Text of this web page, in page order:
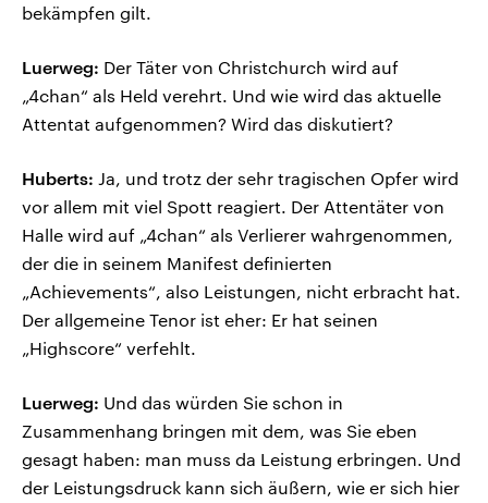
bekämpfen gilt.
Luerweg: Der Täter von Christchurch wird auf
„4chan“ als Held verehrt. Und wie wird das aktuelle
Attentat aufgenommen? Wird das diskutiert?
Huberts: Ja, und trotz der sehr tragischen Opfer wird
vor allem mit viel Spott reagiert. Der Attentäter von
Halle wird auf „4chan“ als Verlierer wahrgenommen,
der die in seinem Manifest definierten
„Achievements“, also Leistungen, nicht erbracht hat.
Der allgemeine Tenor ist eher: Er hat seinen
„Highscore“ verfehlt.
Luerweg: Und das würden Sie schon in
Zusammenhang bringen mit dem, was Sie eben
gesagt haben: man muss da Leistung erbringen. Und
der Leistungsdruck kann sich äußern, wie er sich hier